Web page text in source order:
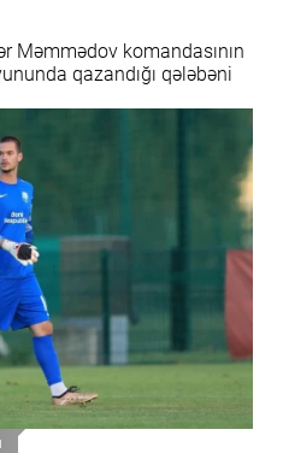
Məmmədov komandasının
qazandığı qələbəni